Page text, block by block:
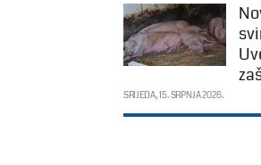
SRIJEDA, 15. SRPNJA 2026.